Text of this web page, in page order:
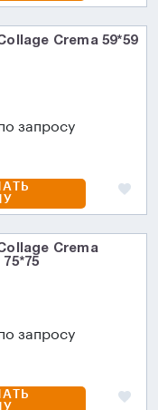
Crema 59*59
запросу
Crema
запросу